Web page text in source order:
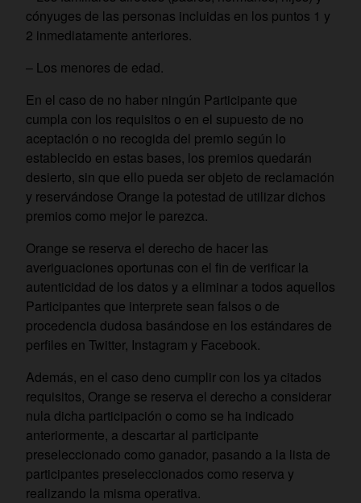
cónyuges de las personas incluidas en los puntos 1 y
2 inmediatamente anteriores.
– Los menores de edad.
En el caso de no haber ningún Participante que
cumpla con los requisitos o en el supuesto de no
aceptación o no recogida del premio según lo
establecido en estas bases, los premios quedarán
desierto, sin que ello pueda ser objeto de reclamación
y reservándose Orange la potestad de utilizar dichos
premios como mejor le parezca.
Orange se reserva el derecho de hacer las
averiguaciones oportunas con el fin de verificar la
autenticidad de los datos y a eliminar a todos aquellos
Participantes que interprete sean falsos o de
procedencia dudosa basándose en los estándares de
perfiles en Twitter, Instagram y Facebook.
Además, en el caso deno cumplir con los ya citados
requisitos, Orange se reserva el derecho a considerar
nula dicha participación o como se ha indicado
anteriormente, a descartar al participante
preseleccionado como ganador, pasando a la lista de
participantes preseleccionados como reserva y
realizando la misma operativa.